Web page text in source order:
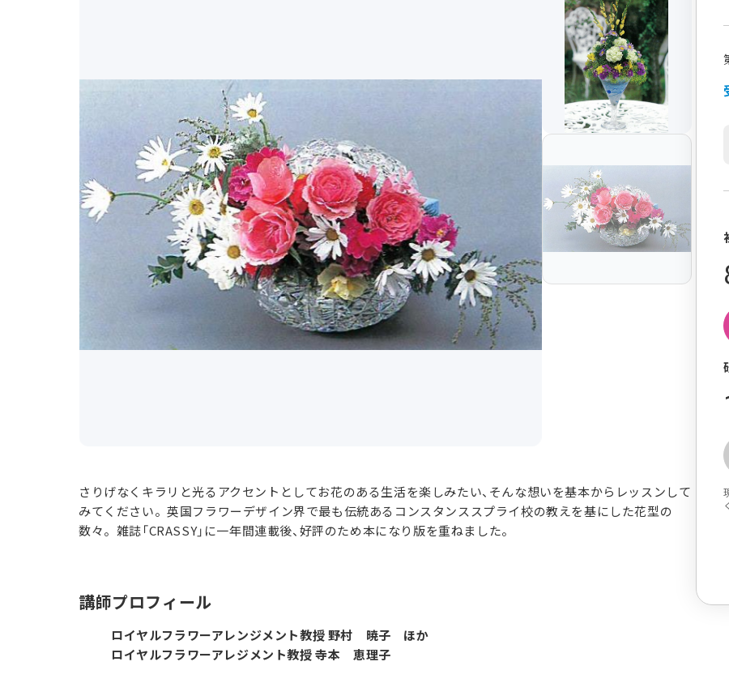
さりげなくキラリと光るアクセントとしてお花のある生活を楽しみたい、そんな想いを基本からレッスンして
みてください。英国フラワーデザイン界で最も伝統あるコンスタンススプライ校の教えを基にした花型の
数々。雑誌「CRASSY」に一年間連載後、好評のため本になり版を重ねました。
講師プロフィール
ロイヤルフラワーアレンジメント教授 野村 暁子 ほか
ロイヤルフラワーアレジメント教授 寺本 恵理子